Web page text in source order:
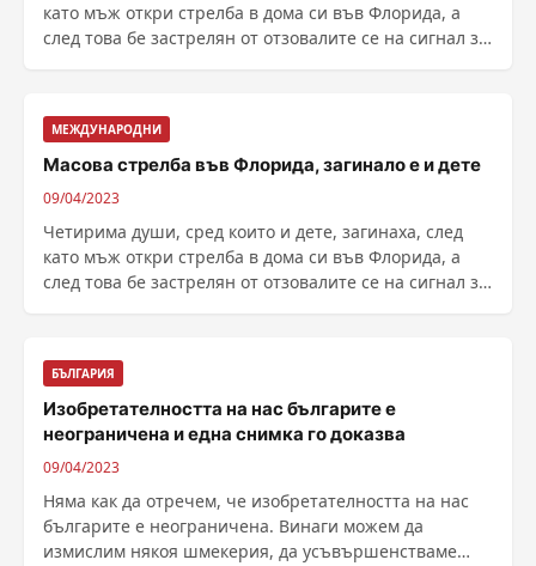
като мъж откри стрелба в дома си във Флорида, а
след това бе застрелян от отзовалите се на сигнал за
МЕЖДУНАРОДНИ
Масова стрелба във Флорида, загинало е и дете
09/04/2023
Четирима души, сред които и дете, загинаха, след
като мъж откри стрелба в дома си във Флорида, а
след това бе застрелян от отзовалите се на сигнал за
БЪЛГАРИЯ
Изобретателността на нас българите е
неограничена и една снимка го доказва
09/04/2023
Няма как да отречем, че изобретателността на нас
българите е неограничена. Винаги можем да
измислим някоя шмекерия, да усъвършенстваме